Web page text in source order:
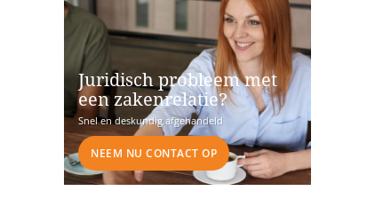
Juridisch probleem met
een zakenrelatie?
Snel en deskundig afgehandeld
NEEM NU CONTACT OP